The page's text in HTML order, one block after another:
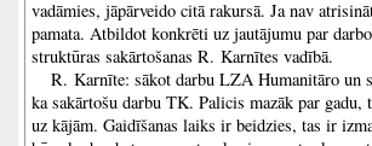
vadāmies, jāpārveido citā rakursā. Ja nav
pamata. Atbildot konkrēti uz jautājumu par
struktūras sakārtošanas R. Karnītes vadībā.
R. Karnīte: sākot darbu LZA Humanitāro un
ka sakārtošu darbu TK. Palicis mazāk par gadu,
uz kājām. Gaidīšanas laiks ir beidzies, tas ir